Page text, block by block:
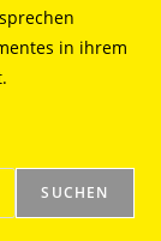
in ihrem
SUCHEN